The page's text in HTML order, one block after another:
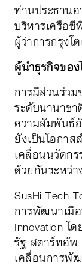
ท่านประธาน
บริหารเครือ
ผู้ว่าการกรุงโ
ผู้นำธุรกิจขอ
การมีส่วนร่ว
ระดับนานาช
ความสัมพันธ์
ยังเป็นโอกา
เคลื่อนนวัตก
ด้วยกันระหว่า
SusHi Tech
การพัฒนาเมื
Innovation โ
รัฐ สตาร์ทอัพ
เคลื่อนการพั